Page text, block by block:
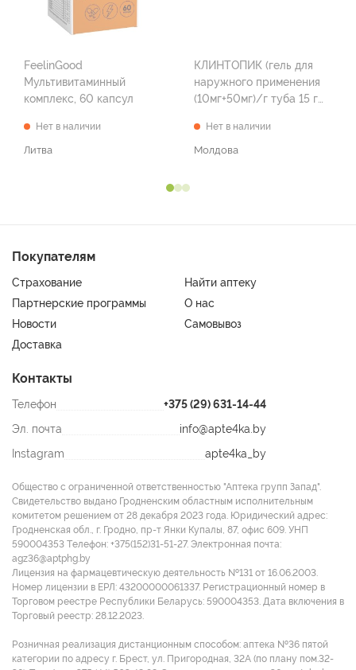
FeelinGood
Мультивитаминный
комплекс, 60 капсул
Нет в наличии
Литва
КЛИНТОПИК (гель для
наружного применения
(10мг+50мг)/г туба 15 г
Нет в наличии
Молдова
Покупателям
Страхование
Найти аптеку
Партнерские программы
О нас
Новости
Самовывоз
Доставка
Контакты
Телефон
+375 (29) 631-14-44
Эл. почта
info@apte4ka.by
Instagram
apte4ka_by
Общество с ограниченной ответственностью "Аптека групп Запад".
Свидетельство выдано Гродненским областным исполнительным
комитетом решением от 28 декабря 2023 года. Юридический адрес:
Гродненская обл., г. Гродно, пр-т Янки Купалы, 87, офис 609. УНП
590004353 Tелефон: +375(152)31-51-27. Электронная почта:
agz36@aptphg.by
Лицензия на фармацевтическую деятельность №131 от 16.06.2003.
Номер лицензии в ЕРЛ: 43200000061337. Регистрационный номер в
Торговом реестре Республики Беларусь: 590004353. Дата включения в
Торговый реестр: 28.12.2023.
Розничная реализация дистанционным способом: аптека №36 пятой
категории по адресу г. Брест, ул. Пригородная, 32А (по плану пом.32-